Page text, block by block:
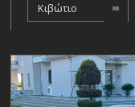
Κιβώτιο